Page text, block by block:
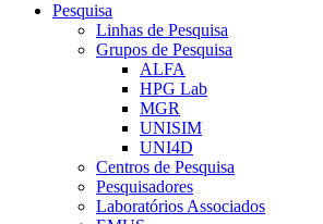
Pesquisa
Linhas de Pesquisa
Grupos de Pesquisa
ALFA
HPG Lab
MGR
UNISIM
UNI4D
Centros de Pesquisa
Pesquisadores
Laboratórios Associados